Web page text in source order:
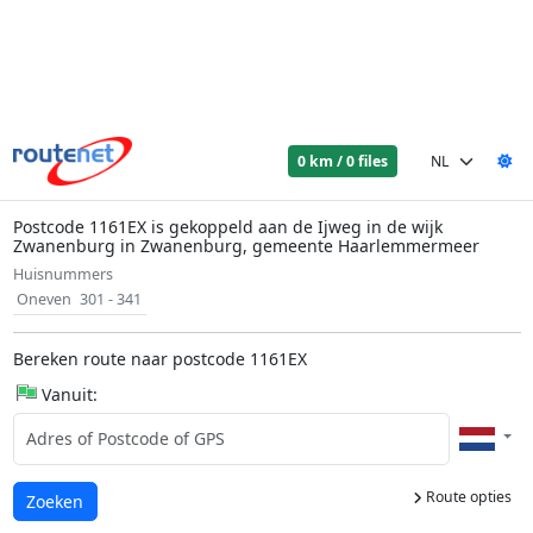
0 km / 0 files
Postcode 1161EX is gekoppeld aan de Ijweg in de wijk
Zwanenburg in Zwanenburg, gemeente Haarlemmermeer
Huisnummers
Oneven 301 - 341
Bereken route naar postcode 1161EX
Vanuit:
Route opties
Laden...
Zoeken